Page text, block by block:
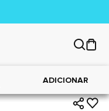
ADICIONAR